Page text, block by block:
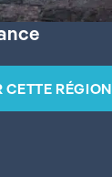
CETTE RÉGION